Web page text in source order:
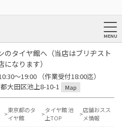
のタイヤ館へ（当店はブリヂスト
になります）
～19:00 （作業受付18:00迄）
大田区池上8-10-1
Map
東京都のタ
イヤ館
タイヤ館 池
上TOP
店舗おスス
メ情報